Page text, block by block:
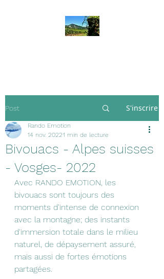
Post S'inscrire
Bivouacs - Alpes suisses
- Vosges- 2022
Rando Emotion
14 nov. 20221 min de lecture
Avec RANDO EMOTION, les
bivouacs sont toujours des
moments d'intense de connexion
avec la montagne; des instants
d'immersion totale dans le milieu
naturel, de dépaysement assuré,
mais aussi de fortes émotions
partagées.